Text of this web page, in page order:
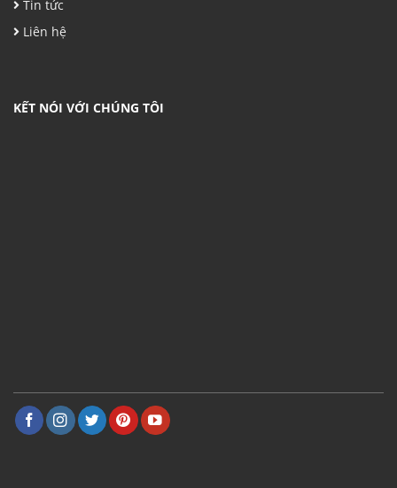
Tin tức
Liên hệ
KẾT NÓI VỚI CHÚNG TÔI